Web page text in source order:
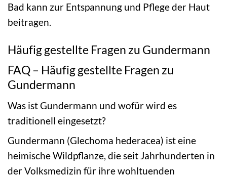
Bad kann zur Entspannung und Pflege der Haut
beitragen.
Häufig gestellte Fragen zu Gundermann
FAQ – Häufig gestellte Fragen zu
Gundermann
Was ist Gundermann und wofür wird es
traditionell eingesetzt?
Gundermann (Glechoma hederacea) ist eine
heimische Wildpflanze, die seit Jahrhunderten in
der Volksmedizin für ihre wohltuenden